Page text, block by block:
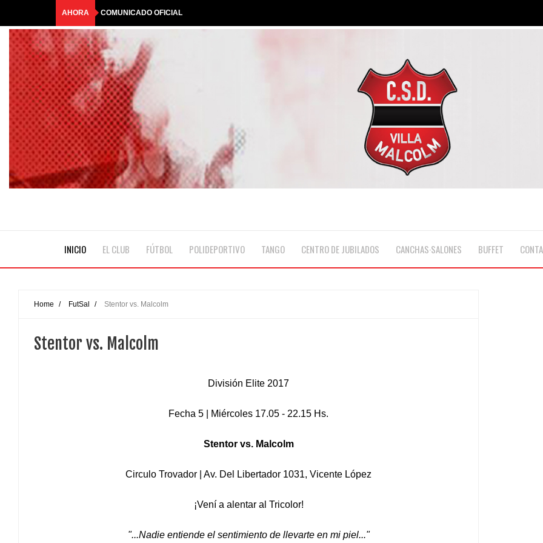
AHORA COMUNICADO OFICIAL
HASTA SIEMPRE, QUERIDO ANTONIO
🎟️RIFA TRICOLOR | GANADORES🎟️
☀️¡LLEGÓ LA COLONIA DE MALCOLM!💦
BAR ABIERTO #29*
INICIO EL CLUB FÚTBOL POLIDEPORTIVO TANGO CENTRO DE JUBILADOS CANCHAS·SALONES BUFFET
Home / FutSal / Stentor vs. Malcolm
Stentor vs. Malcolm
División Elite 2017
Fecha 5 | Miércoles 17.05 - 22.15 Hs.
Stentor vs. Malcolm
Circulo Trovador | Av. Del Libertador 1031, Vicente López
¡Vení a alentar al Tricolor!
"...Nadie entiende el sentimiento de llevarte en mi piel..."